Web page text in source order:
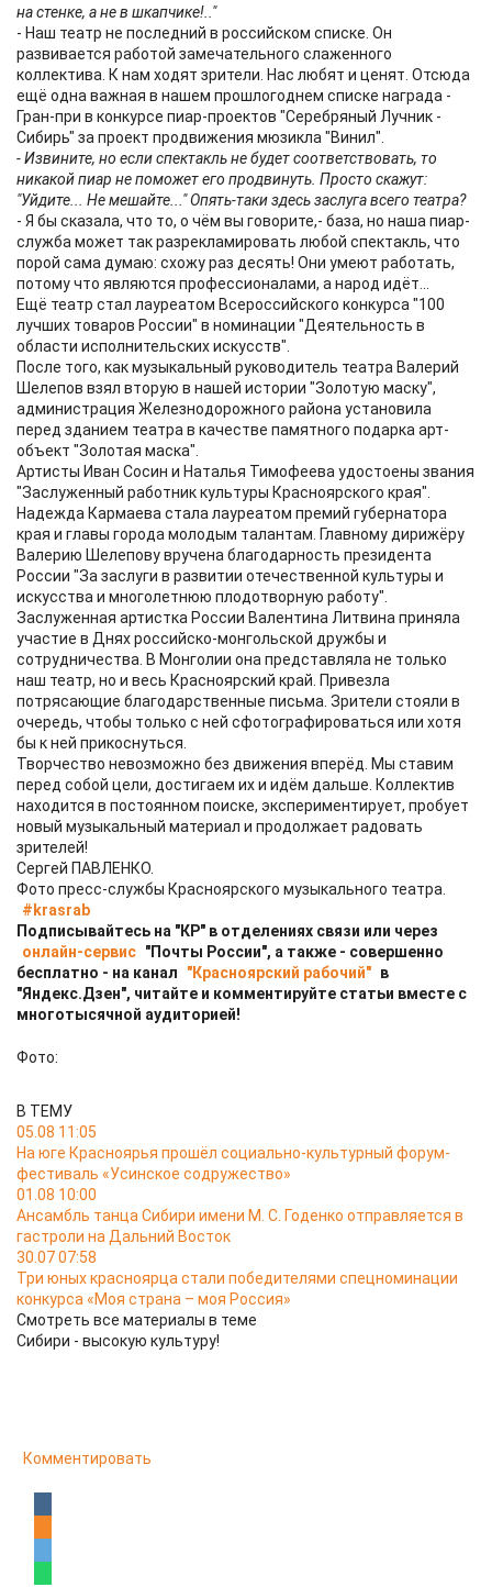
на стенке, а не в шкапчике!.."
- Наш театр не последний в российском списке. Он
развивается работой замечательного слаженного
коллектива. К нам ходят зрители. Нас любят и ценят. Отсюда
ещё одна важная в нашем прошлогоднем списке награда -
Гран-при в конкурсе пиар-проектов "Серебряный Лучник -
Сибирь" за проект продвижения мюзикла "Винил".
- Извините, но если спектакль не будет соответствовать, то
никакой пиар не поможет его продвинуть. Просто скажут:
"Уйдите... Не мешайте..." Опять-таки здесь заслуга всего театра?
- Я бы сказала, что то, о чём вы говорите,- база, но наша пиар-
служба может так разрекламировать любой спектакль, что
порой сама думаю: схожу раз десять! Они умеют работать,
потому что являются профессионалами, а народ идёт...
Ещё театр стал лауреатом Всероссийского конкурса "100
лучших товаров России" в номинации "Деятельность в
области исполнительских искусств".
После того, как музыкальный руководитель театра Валерий
Шелепов взял вторую в нашей истории "Золотую маску",
администрация Железнодорожного района установила
перед зданием театра в качестве памятного подарка арт-
объект "Золотая маска".
Артисты Иван Сосин и Наталья Тимофеева удостоены звания
"Заслуженный работник культуры Красноярского края".
Надежда Кармаева стала лауреатом премий губернатора
края и главы города молодым талантам. Главному дирижёру
Валерию Шелепову вручена благодарность президента
России "За заслуги в развитии отечественной культуры и
искусства и многолетнюю плодотворную работу".
Заслуженная артистка России Валентина Литвина приняла
участие в Днях российско-монгольской дружбы и
сотрудничества. В Монголии она представляла не только
наш театр, но и весь Красноярский край. Привезла
потрясающие благодарственные письма. Зрители стояли в
очередь, чтобы только с ней сфотографироваться или хотя
бы к ней прикоснуться.
Творчество невозможно без движения вперёд. Мы ставим
перед собой цели, достигаем их и идём дальше. Коллектив
находится в постоянном поиске, экспериментирует, пробует
новый музыкальный материал и продолжает радовать
зрителей!
Сергей ПАВЛЕНКО.
Фото пресс-службы Красноярского музыкального театра.
#krasrab
Подписывайтесь на "КР" в отделениях связи или через
онлайн-сервис "Почты России", а также - совершенно
бесплатно - на канал
"Красноярский рабочий" в
"Яндекс.Дзен", читайте и комментируйте статьи вместе с
многотысячной аудиторией!
Фото:
В ТЕМУ
05.08 11:05
На юге Красноярья прошёл социально-культурный форум-
фестиваль «Усинское содружество»
01.08 10:00
Ансамбль танца Сибири имени М. С. Годенко отправляется в
гастроли на Дальний Восток
30.07 07:58
Три юных красноярца стали победителями спецноминации
конкурса «Моя страна – моя Россия»
Смотреть все материалы в теме
Сибири - высокую культуру!
Комментировать